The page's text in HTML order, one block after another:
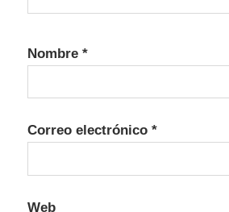
Nombre *
Correo electrónico *
Web